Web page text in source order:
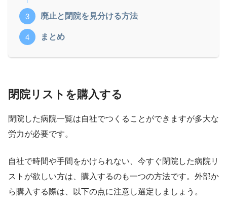
廃止と閉院を見分ける方法
まとめ
閉院リストを購入する
閉院した病院一覧は自社でつくることができますが多大な
労力が必要です。
自社で時間や手間をかけられない、今すぐ閉院した病院リ
ストが欲しい方は、購入するのも一つの方法です。外部か
ら購入する際は、以下の点に注意し選定しましょう。